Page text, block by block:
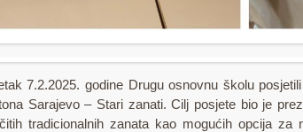
7.2.2025. godine Drugu osnovnu školu
Sarajevo – Stari zanati. Cilj posjete bio je
tradicionalnih zanata kao mogućih opcija za